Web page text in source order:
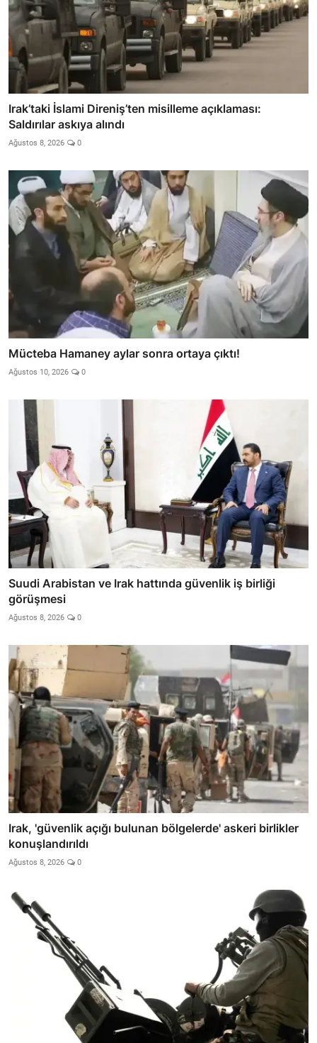
Irak’taki İslami Direniş’ten misilleme açıklaması:
Saldırılar askıya alındı
Ağustos 8, 2026 0
Mücteba Hamaney aylar sonra ortaya çıktı!
Ağustos 10, 2026 0
Suudi Arabistan ve Irak hattında güvenlik iş birliği
görüşmesi
Ağustos 8, 2026 0
Irak, 'güvenlik açığı bulunan bölgelerde' askeri birlikler
konuşlandırıldı
Ağustos 8, 2026 0